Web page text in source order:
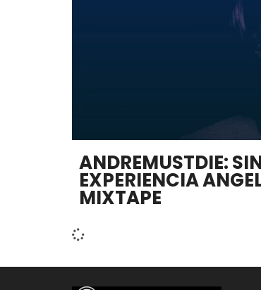
ANDREMUSTDIE:
EXPERIENCIA
MIXTAPE